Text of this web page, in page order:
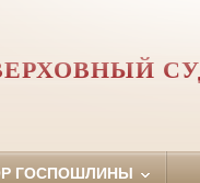
ГОСПОШЛИНЫ